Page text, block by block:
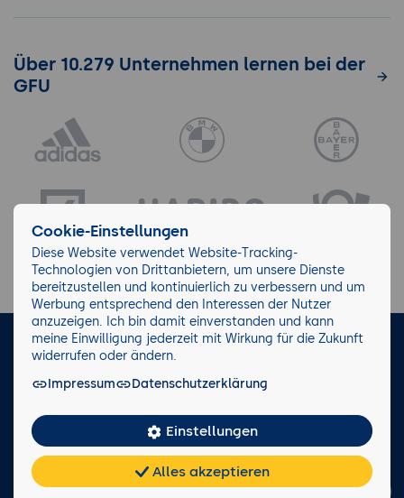
Über 10.279 Unternehmen lernen bei der
GFU
LinkedIn Facebook
Facts
0221 82 80 90
Rückruf anfordern
Teilen FAQ Cookies
Cookie-Einstellungen
Diese Website verwendet Website-Tracking-
Technologien von Drittanbietern, um unsere Dienste
bereitzustellen und kontinuierlich zu verbessern und um
Werbung entsprechend den Interessen der Nutzer
anzuzeigen. Ich bin damit einverstanden und kann
meine Einwilligung jederzeit mit Wirkung für die Zukunft
widerrufen oder ändern.
Impressum
Datenschutzerklärung
Einstellungen
Alles akzeptieren